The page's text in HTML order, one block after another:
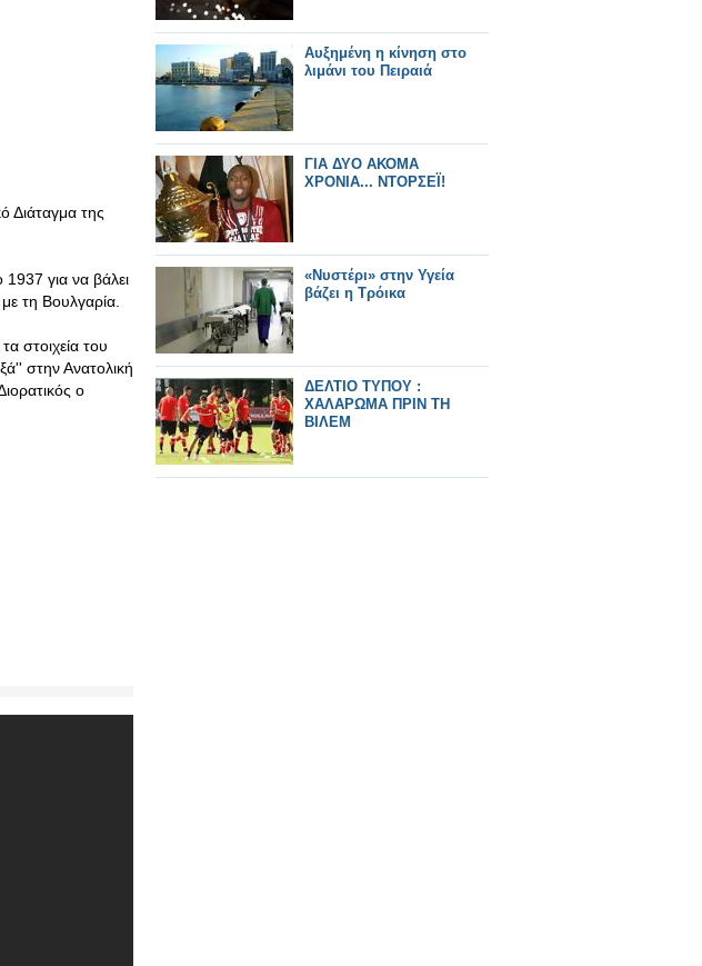
Διάταγμα της
για να βάλει
τη Βουλγαρία.
στοιχεία του
στην Ανατολική
ο
Αυξημένη η κίνηση στο
λιμάνι του Πειραιά
ΓΙΑ ΔΥΟ ΑΚΟΜΑ
ΧΡΟΝΙΑ... ΝΤΟΡΣΕΪ!
«Νυστέρι» στην Υγεία
βάζει η Τρόικα
ΔΕΛΤΙΟ ΤΥΠΟΥ :
ΧΑΛΑΡΩΜΑ ΠΡΙΝ ΤΗ
ΒΙΛΕΜ